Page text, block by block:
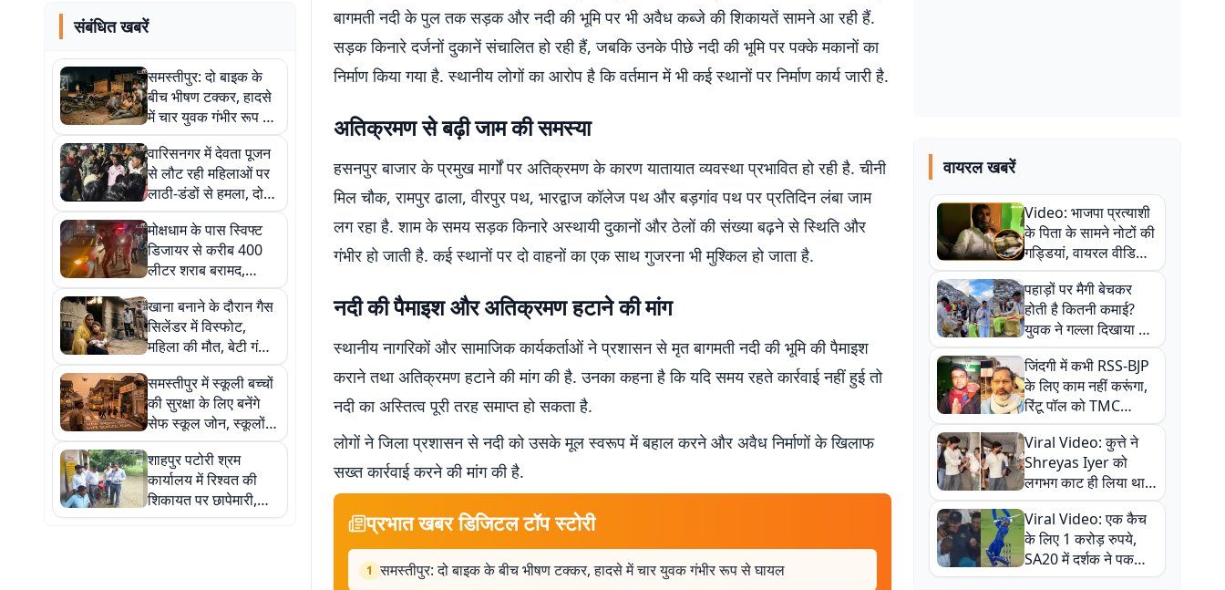
संबंधित खबरें
समस्तीपुर: दो बाइक के
बीच भीषण टक्कर, हादसे
में चार युवक गंभीर रूप से
घायल
वारिसनगर में देवता पूजन
से लौट रही महिलाओं पर
लाठी-डंडों से हमला, दो
युवतियां गंभीर
मोक्षधाम के पास स्विफ्ट
डिजायर से करीब 400
लीटर शराब बरामद,
चालक समेत दो फरार
खाना बनाने के दौरान गैस
सिलेंडर में विस्फोट,
महिला की मौत, बेटी गंभीर
रूप से झुलसी
समस्तीपुर में स्कूली बच्चों
की सुरक्षा के लिए बनेंगे
सेफ स्कूल जोन, स्कूलों के
पास होंगे विशेष इंतजाम
शाहपुर पटोरी श्रम
कार्यालय में रिश्वत की
शिकायत पर छापेमारी,
डाटा ऑपरेटर समेत चार
बागमती नदी के पुल तक सड़क और नदी की भूमि पर भी अवैध कब्जे की शिकायतें सामने आ रही हैं.
सड़क किनारे दर्जनों दुकानें संचालित हो रही हैं, जबकि उनके पीछे नदी की भूमि पर पक्के मकानों का
निर्माण किया गया है. स्थानीय लोगों का आरोप है कि वर्तमान में भी कई स्थानों पर निर्माण कार्य जारी है.
अतिक्रमण से बढ़ी जाम की समस्या
हसनपुर बाजार के प्रमुख मार्गों पर अतिक्रमण के कारण यातायात व्यवस्था प्रभावित हो रही है. चीनी
मिल चौक, रामपुर ढाला, वीरपुर पथ, भारद्वाज कॉलेज पथ और बड़गांव पथ पर प्रतिदिन लंबा जाम
लग रहा है. शाम के समय सड़क किनारे अस्थायी दुकानों और ठेलों की संख्या बढ़ने से स्थिति और
गंभीर हो जाती है. कई स्थानों पर दो वाहनों का एक साथ गुजरना भी मुश्किल हो जाता है.
नदी की पैमाइश और अतिक्रमण हटाने की मांग
स्थानीय नागरिकों और सामाजिक कार्यकर्ताओं ने प्रशासन से मृत बागमती नदी की भूमि की पैमाइश
कराने तथा अतिक्रमण हटाने की मांग की है. उनका कहना है कि यदि समय रहते कार्रवाई नहीं हुई तो
नदी का अस्तित्व पूरी तरह समाप्त हो सकता है.
लोगों ने जिला प्रशासन से नदी को उसके मूल स्वरूप में बहाल करने और अवैध निर्माणों के खिलाफ
सख्त कार्रवाई करने की मांग की है.
प्रभात खबर डिजिटल टॉप स्टोरी
1 समस्तीपुर: दो बाइक के बीच भीषण टक्कर, हादसे में चार युवक गंभीर रूप से घायल
वायरल खबरें
Video: भाजपा प्रत्याशी
के पिता के सामने नोटों की
गड्डियां, वायरल वीडियो
से राजनीति में उबाल,
अजित महतो बोले- TMC
की गंदी चाल
पहाड़ों पर मैगी बेचकर
होती है कितनी कमाई?
युवक ने गल्ला दिखाया तो
नौकरी वालों के खड़े हो गए
कान
जिंदगी में कभी RSS-BJP
के लिए काम नहीं करूंगा,
रिंटू पॉल को TMC
ऑफिस में ले जाकर पीटा,
Video वायरल
Viral Video: कुत्ते ने
Shreyas Iyer को
लगभग काट ही लिया था,
न्यूजीलैंड सीरीज से पहले
बाल-बाल बचे
Viral Video: एक कैच
के लिए 1 करोड़ रुपये,
SA20 में दर्शक ने पकड़ा
एक हाथ से गजब का कैच